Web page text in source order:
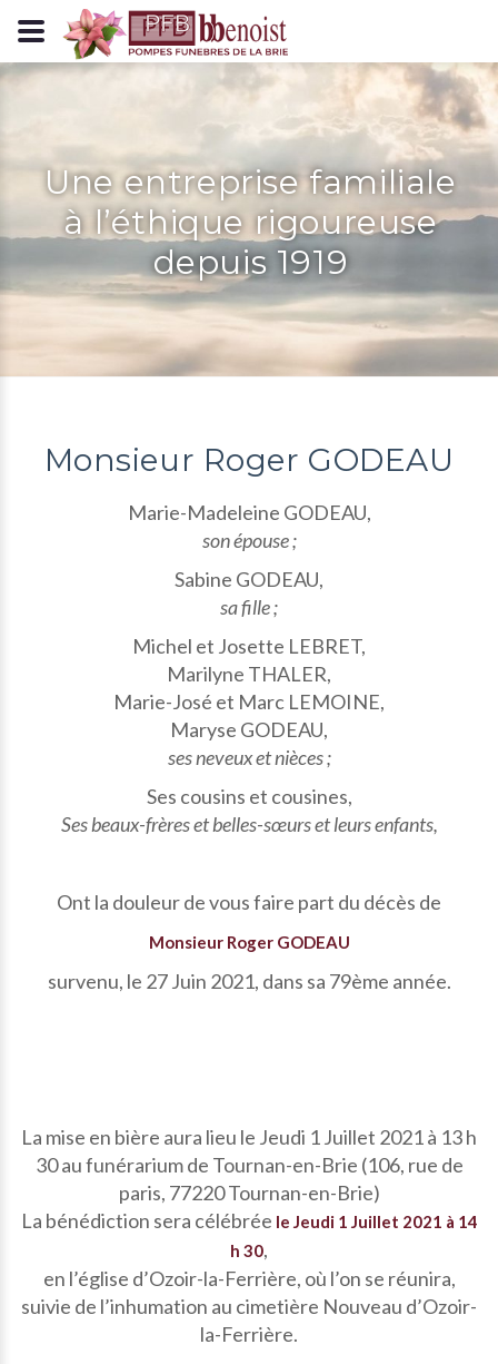
Panneau de gestion des cookies
Une entreprise familiale
à l’éthique rigoureuse
depuis 1919
Monsieur Roger GODEAU
Marie-Madeleine GODEAU,
son épouse ;
Sabine GODEAU,
sa fille ;
Michel et Josette LEBRET,
Marilyne THALER,
Marie-José et Marc LEMOINE,
Maryse GODEAU,
ses neveux et nièces ;
Ses cousins et cousines,
Ses beaux-frères et belles-sœurs et leurs enfants,
Ont la douleur de vous faire part du décès de
Monsieur Roger GODEAU
survenu, le 27 Juin 2021, dans sa 79ème année.
La mise en bière aura lieu le Jeudi 1 Juillet 2021 à 13 h
30 au funérarium de Tournan-en-Brie (106, rue de
paris, 77220 Tournan-en-Brie)
La bénédiction sera célébrée le Jeudi 1 Juillet 2021 à 14
h 30,
en l’église d’Ozoir-la-Ferrière, où l’on se réunira,
suivie de l’inhumation au cimetière Nouveau d’Ozoir-
la-Ferrière.